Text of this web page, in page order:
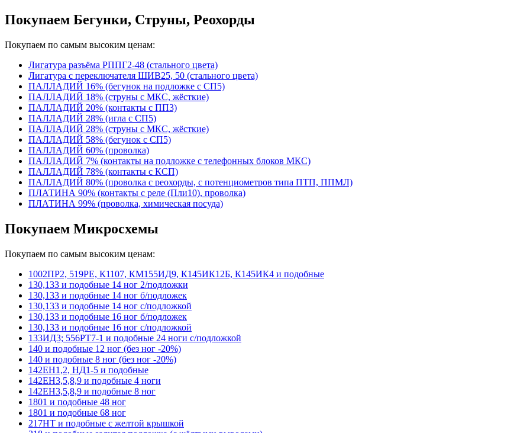
Покупаем Бегунки, Струны, Реохорды
Покупаем по самым высоким ценам:
Лигатура разъёма РППГ2-48 (стального цвета)
Лигатура с переключателя ШИВ25, 50 (стального цвета)
ПАЛЛАДИЙ 16% (бегунок на подложке с СП5)
ПАЛЛАДИЙ 18% (струны с МКС, жёсткие)
ПАЛЛАДИЙ 20% (контакты с ПП3)
ПАЛЛАДИЙ 28% (игла с СП5)
ПАЛЛАДИЙ 28% (струны с МКС, жёсткие)
ПАЛЛАДИЙ 58% (бегунок с СП5)
ПАЛЛАДИЙ 60% (проволка)
ПАЛЛАДИЙ 7% (контакты на подложке с телефонных блоков МКС)
ПАЛЛАДИЙ 78% (контакты с КСП)
ПАЛЛАДИЙ 80% (проволка с реохорды, с потенциометров типа ПТП, ППМЛ)
ПЛАТИНА 90% (контакты с реле (Пли10), проволка)
ПЛАТИНА 99% (проволка, химическая посуда)
Покупаем Микросхемы
Покупаем по самым высоким ценам:
1002ПР2, 519РЕ, К1107, КМ155ИД9, К145ИК12Б, К145ИК4 и подобные
130,133 и подобные 14 ног 2/подложки
130,133 и подобные 14 ног б/подложек
130,133 и подобные 14 ног с/подложкой
130,133 и подобные 16 ног б/подложек
130,133 и подобные 16 ног с/подложкой
133ИД3; 556РТ7-1 и подобные 24 ноги с/подложкой
140 и подобные 12 ног (без ног -20%)
140 и подобные 8 ног (без ног -20%)
142ЕН1,2, НД1-5 и подобные
142ЕН3,5,8,9 и подобные 4 ноги
142ЕН3,5,8,9 и подобные 8 ног
1801 и подобные 48 ног
1801 и подобные 68 ног
217НТ и подобные с желтой крышкой